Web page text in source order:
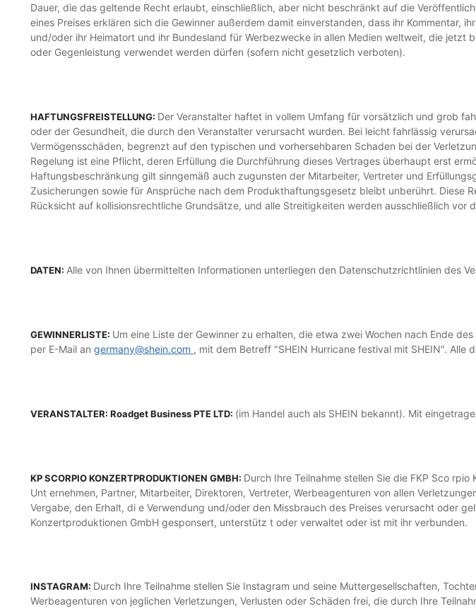
Dauer, die das geltende Recht erlaubt, einschließlich, aber nicht beschränkt auf die
eines Preises erklären sich die Gewinner außerdem damit einverstanden, dass ihr Kommentar,
und/oder ihr Heimatort und ihr Bundesland für Werbezwecke in allen Medien weltweit, die
oder Gegenleistung verwendet werden dürfen (sofern nicht gesetzlich verboten).
HAFTUNGSFREISTELLUNG: Der Veranstalter haftet in vollem Umfang für vorsätzlich und grob
oder der Gesundheit, die durch den Veranstalter verursacht wurden. Bei leicht fahrlässig
Vermögensschäden, begrenzt auf den typischen und vorhersehbaren Schaden bei der
Regelung ist eine Pflicht, deren Erfüllung die Durchführung dieses Vertrages überhaupt erst
Haftungsbeschränkung gilt sinngemäß auch zugunsten der Mitarbeiter, Vertreter und
Zusicherungen sowie für Ansprüche nach dem Produkthaftungsgesetz bleibt unberührt. Diese
Rücksicht auf kollisionsrechtliche Grundsätze, und alle Streitigkeiten werden ausschließlich vor
DATEN: Alle von Ihnen übermittelten Informationen unterliegen den Datenschutzrichtlinien des
GEWINNERLISTE: Um eine Liste der Gewinner zu erhalten, die etwa zwei Wochen nach Ende
per E-Mail an germany@shein.com , mit dem Betreff "SHEIN Hurricane festival mit SHEIN".
VERANSTALTER: Roadget Business PTE LTD: (im Handel auch als SHEIN bekannt). Mit
KP SCORPIO KONZERTPRODUKTIONEN GMBH: Durch Ihre Teilnahme stellen Sie die FKP Sco
Unt ernehmen, Partner, Mitarbeiter, Direktoren, Vertreter, Werbeagenturen von allen
Vergabe, den Erhalt, di e Verwendung und/oder den Missbrauch des Preises verursacht oder
Konzertproduktionen GmbH gesponsert, unterstütz t oder verwaltet oder ist mit ihr verbunden.
INSTAGRAM: Durch Ihre Teilnahme stellen Sie Instagram und seine Muttergesellschaften,
Werbeagenturen von jeglichen Verletzungen, Verlusten oder Schäden frei, die durch Ihre